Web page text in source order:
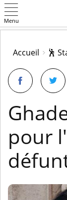
Menu
Accueil 🕺
pour